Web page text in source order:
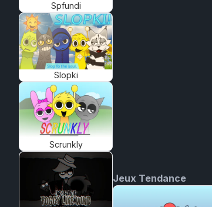
Spfundi
Slopki
Scrunkly
Jeux Tendance